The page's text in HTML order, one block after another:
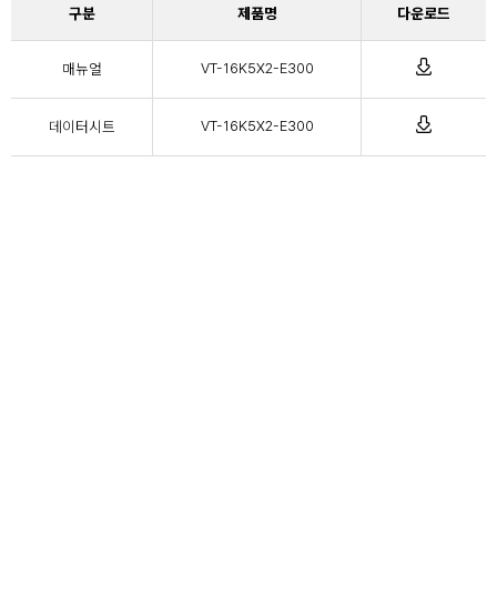
구분 제품명 다운로드
매뉴얼 VT-16K5X2-E300
데이터시트 VT-16K5X2-E300